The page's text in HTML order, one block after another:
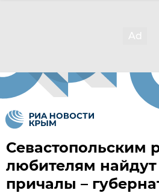
Севастопольским
любителям
причалы –